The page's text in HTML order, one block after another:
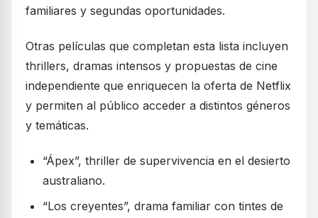
familiares y segundas oportunidades.
Otras películas que completan esta lista incluyen
thrillers, dramas intensos y propuestas de cine
independiente que enriquecen la oferta de Netflix
y permiten al público acceder a distintos géneros
y temáticas.
“Ápex”, thriller de supervivencia en el desierto
australiano.
“Los creyentes”, drama familiar con tintes de